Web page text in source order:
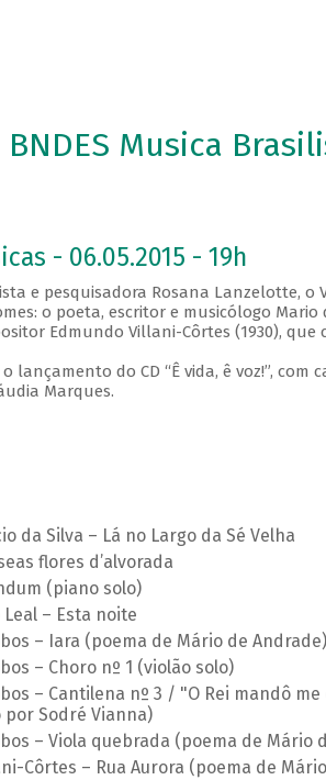
Musica
- 06.05.2015 - 19h
e pesquisadora Rosana Lanzelotte, o
o poeta, escritor e musicólogo
Edmundo Villani-Côrtes (1930),
lançamento do CD “Ê vida, ê voz!”,
Marques.
da Silva – Lá no Largo da Sé Velha
flores d’alvorada
(piano solo)
Leal – Esta noite
– Iara (poema de Mário de Andrade)
– Choro nº 1 (violão solo)
– Cantilena nº 3 / "O Rei mandô
Sodré Vianna)
– Viola quebrada (poema de Mário
Côrtes – Rua Aurora (poema de